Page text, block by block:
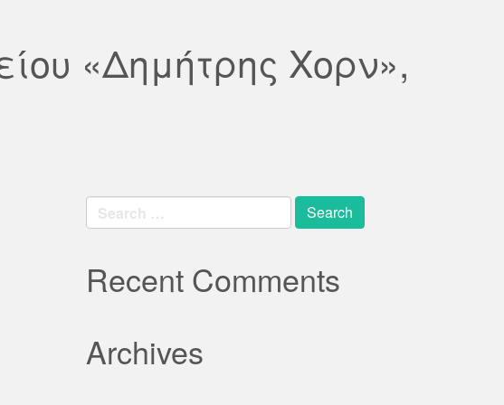
«Δημήτρης Χορν»,
Search
for:
Recent Comments
Archives